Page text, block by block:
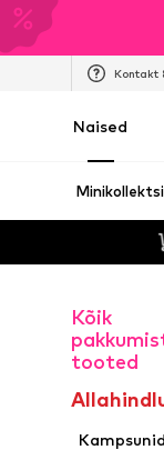
Kontakt
Naised
Kõik
tooted